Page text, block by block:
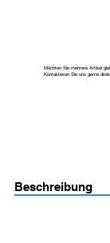
Möchten Sie mehrere Artikel
Kontaktieren Sie uns gerne
Beschreibung